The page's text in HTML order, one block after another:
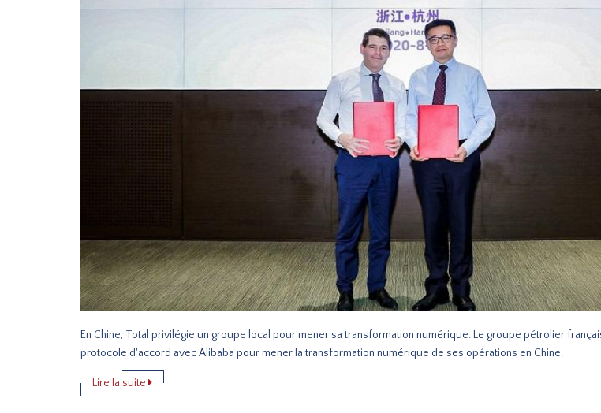
En Chine, Total privilégie un groupe local pour mener sa transformation numérique. Le groupe pétrolier
protocole d'accord avec Alibaba pour mener la transformation numérique de ses opérations en Chine.
Lire la suite